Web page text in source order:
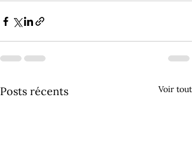
Posts récents Voir tout